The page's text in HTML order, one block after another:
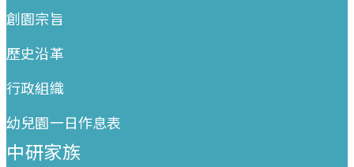
創園宗旨
歷史沿革
行政組織
幼兒園一日作息表
中研家族